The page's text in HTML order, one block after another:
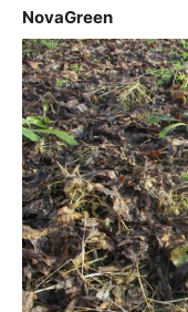
NovaGreen